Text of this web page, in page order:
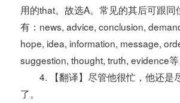
用的that。故选A。常见的其后可跟同
有：news, advice, conclusion,
hope, idea, information, message,
suggestion, thought, truth, evidence等
4. 【翻译】尽管他很忙，他还是
了。